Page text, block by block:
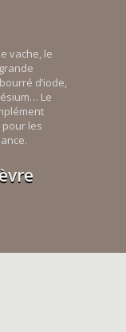
vache, le
d’iode,
Le
les